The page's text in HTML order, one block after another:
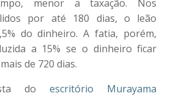
menor a taxação. Nos
por até 180 dias, o leão
do dinheiro. A fatia, porém,
a 15% se o dinheiro ficar
de 720 dias.
doescritório Murayama